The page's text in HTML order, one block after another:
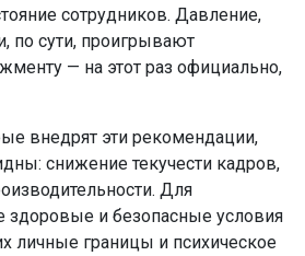
сотрудников. Давление,
по сути, проигрывают
— на этот раз официально,
внедрят эти рекомендации,
снижение текучести кадров,
Для
здоровые и безопасные условия
личные границы и психическое